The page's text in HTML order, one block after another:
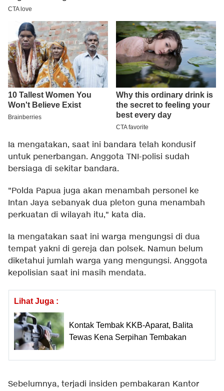
Ia mengatakan, saat ini bandara telah kondusif
untuk penerbangan. Anggota TNI-polisi sudah
bersiaga di sekitar bandara.
"Polda Papua juga akan menambah personel ke
Intan Jaya sebanyak dua pleton guna menambah
perkuatan di wilayah itu," kata dia.
Ia mengatakan saat ini warga mengungsi di dua
tempat yakni di gereja dan polsek. Namun belum
diketahui jumlah warga yang mengungsi. Anggota
kepolisian saat ini masih mendata.
Lihat Juga :
Kontak Tembak KKB-Aparat, Balita
Tewas Kena Serpihan Tembakan
Sebelumnya, terjadi insiden pembakaran Kantor